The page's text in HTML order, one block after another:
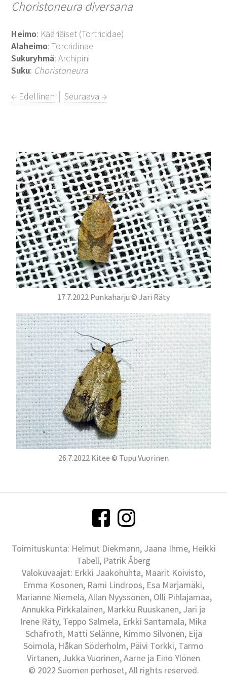
Choristoneura diversana
Heimo: Kääriäiset (Tortricidae)
Alaheimo: Torcridinae
Sukuryhmä: Archipini
Suku: Choristoneura
← Edellinen │Seuraava →
17.7.2022 Punkaharju © Jari Räty
26.7.2022 Kitee © Tupu Vuorinen
Toimituskunta: Helmut Diekmann, Jaana Ihme, Heikki
Tabell, Patrik Åberg
Valokuvaajat: Erkki Jaakohuhta, Maarit Koivisto,
Emma Kosonen, Rami Lindroos, Esa Marjamäki,
Marianne Niemelä, Allan Nyyssönen, Olli Pihlajamaa,
Annukka Pirkkalainen, Markku Ruuskanen, Jari ja
Irene Räty, Teppo Salmela, Erkki Santamala, Mika
Schafroth, Matti Selänne, Kimmo Silvonen, Eija
Soimola, Håkan Söderholm, Päivi Torkki, Tarmo
Virtanen, Jukka Vuorinen, Aarne ja Eino Ylönen
© 2022 Suomen perhoset, All rights reserved.